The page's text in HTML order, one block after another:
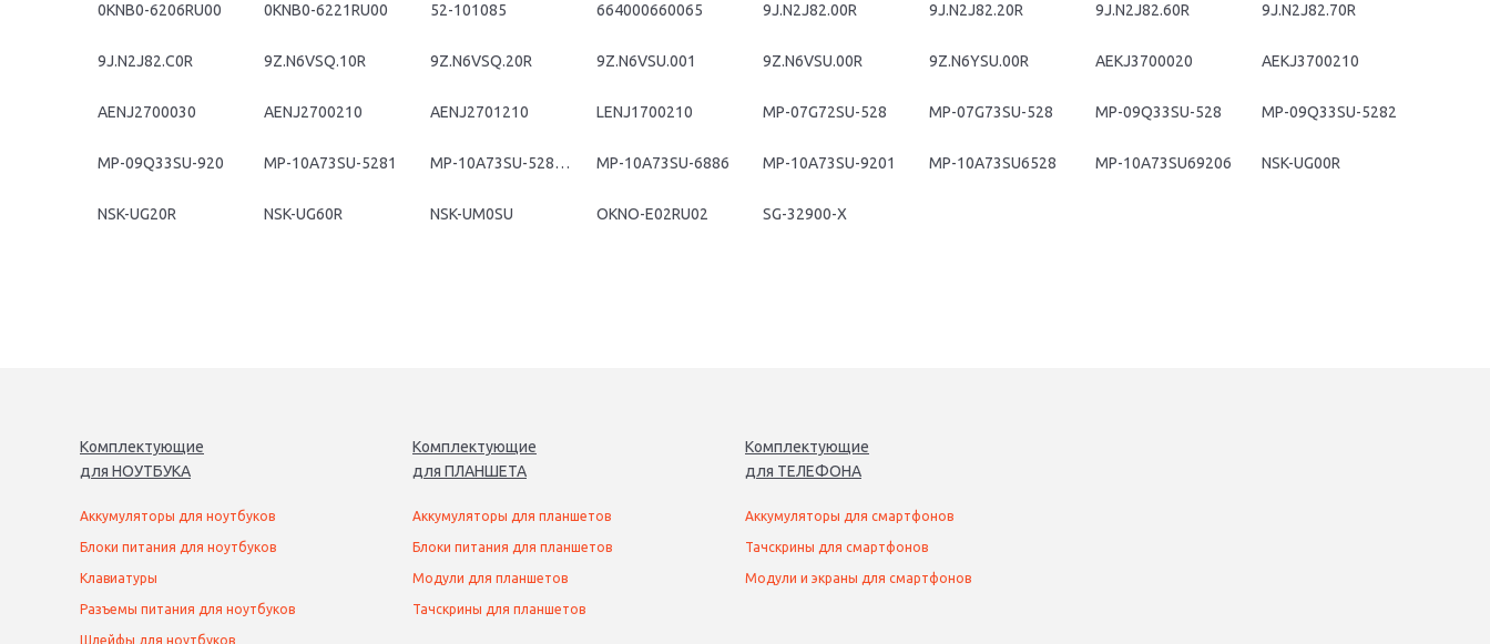
0KNB0-6206RU00 0KNB0-6221RU00 52-101085 664000660065 9J.N2J82.00R 9J.N2J82.20R 9J.N2J82.60R 9J.N2J82.70R
9J.N2J82.C0R 9Z.N6VSQ.10R 9Z.N6VSQ.20R 9Z.N6VSU.001 9Z.N6VSU.00R 9Z.N6YSU.00R AEKJ3700020 AEKJ3700210
AENJ2700030 AENJ2700210 AENJ2701210 LENJ1700210 MP-07G72SU-528 MP-07G73SU-528 MP-09Q33SU-528 MP-09Q33SU-5282
MP-09Q33SU-920 MP-10A73SU-5281 MP-10A73SU-5282W MP-10A73SU-6886 MP-10A73SU-9201 MP-10A73SU6528 MP-10A73SU69206 NSK-UG00R
NSK-UG20R NSK-UG60R NSK-UM0SU OKNO-E02RU02 SG-32900-X
Комплектующие
для НОУТБУКА
Аккумуляторы для ноутбуков
Блоки питания для ноутбуков
Клавиатуры
Разъемы питания для ноутбуков
Шлейфы для ноутбуков
Комплектующие
для ПЛАНШЕТА
Аккумуляторы для планшетов
Блоки питания для планшетов
Модули для планшетов
Тачскрины для планшетов
Комплектующие
для ТЕЛЕФОНА
Аккумуляторы для смартфонов
Тачскрины для смартфонов
Модули и экраны для смартфонов